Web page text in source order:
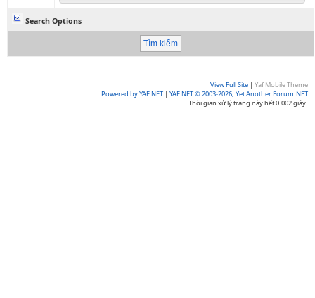
Search Options
View Full Site | Yaf Mobile Theme
Powered by YAF.NET | YAF.NET © 2003-2026, Yet Another Forum.NET
Thời gian xử lý trang này hết 0.002 giây.